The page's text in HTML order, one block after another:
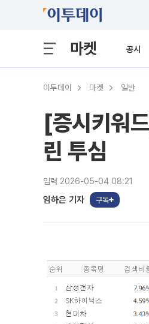
마켓 공시
이투데이 마켓 일반
[증시키워
린 투심
입력 2026-05-04 08:21
임하은 기자 구독